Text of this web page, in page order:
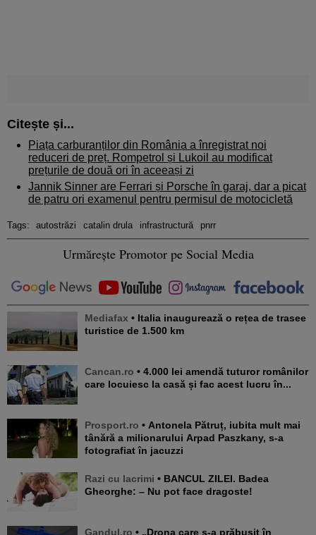
Citește și...
Piața carburanților din România a înregistrat noi
reduceri de preț. Rompetrol și Lukoil au modificat
prețurile de două ori în aceeași zi
Jannik Sinner are Ferrari și Porsche în garaj, dar a picat
de patru ori examenul pentru permisul de motocicletă
Tags: autostrăzi catalin drula infrastructură pnrr
Urmărește Promotor pe Social Media
Mediafax • Italia inaugurează o rețea de trasee
turistice de 1.500 km
Cancan.ro • 4.000 lei amendă tuturor românilor
care locuiesc la casă și fac acest lucru în...
Prosport.ro • Antonela Pătruț, iubita mult mai
tânără a milionarului Arpad Paszkany, s-a
fotografiat în jacuzzi
Razi cu lacrimi • BANCUL ZILEI. Badea
Gheorghe: – Nu pot face dragoste!
Gandul.ro • „Drona care s-a prăbușit în